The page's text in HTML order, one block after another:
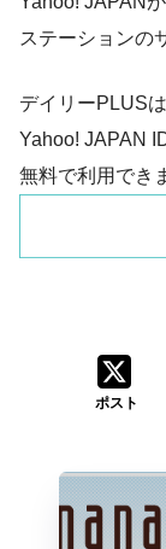
ステーションの
デイリーPLUS
Yahoo! JAPAN
無料で利用でき
ポスト